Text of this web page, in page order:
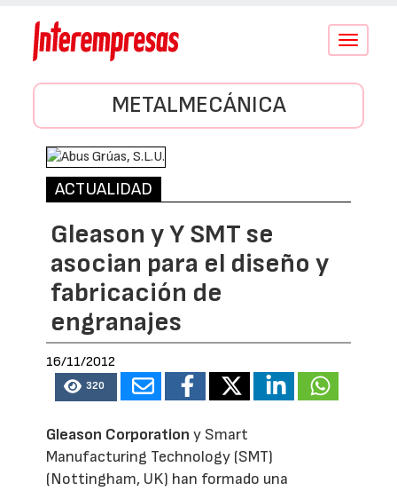
Conmutar
METALMECÁNICA
ACTUALIDAD
Gleason y Y SMT se
asocian para el diseño y
fabricación de
engranajes
16/11/2012
320
Gleason Corporation y Smart
Manufacturing Technology (SMT)
(Nottingham, UK) han formado una